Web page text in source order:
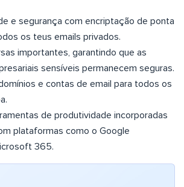
e segurança com encriptação de ponta
os teus emails privados.
importantes, garantindo que as
sensíveis permanecem seguras.
e contas de email para todos os
de produtividade incorporadas
plataformas como o Google
365.